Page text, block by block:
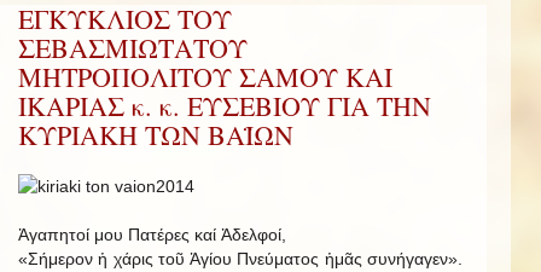
ΕΓΚΥΚΛΙΟΣ ΤΟΥ
ΣΕΒΑΣΜΙΩΤΑΤΟΥ
ΜΗΤΡΟΠΟΛΙΤΟΥ ΣΑΜΟΥ ΚΑΙ
ΙΚΑΡΙΑΣ κ. κ. ΕΥΣΕΒΙΟΥ ΓΙΑ ΤΗΝ
ΚΥΡΙΑΚΗ ΤΩΝ ΒΑΪΩΝ
Ἀγαπητοί μου Πατέρες καί Ἀδελφοί,
«Σήμερον ἡ χάρις τοῦ Ἁγίου Πνεύματος ἡμᾶς συνήγαγεν».